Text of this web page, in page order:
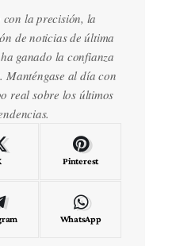
con la precisión, la
de noticias de última
ganado la confianza
Manténgase al día con
real sobre los últimos
Pinterest
WhatsApp